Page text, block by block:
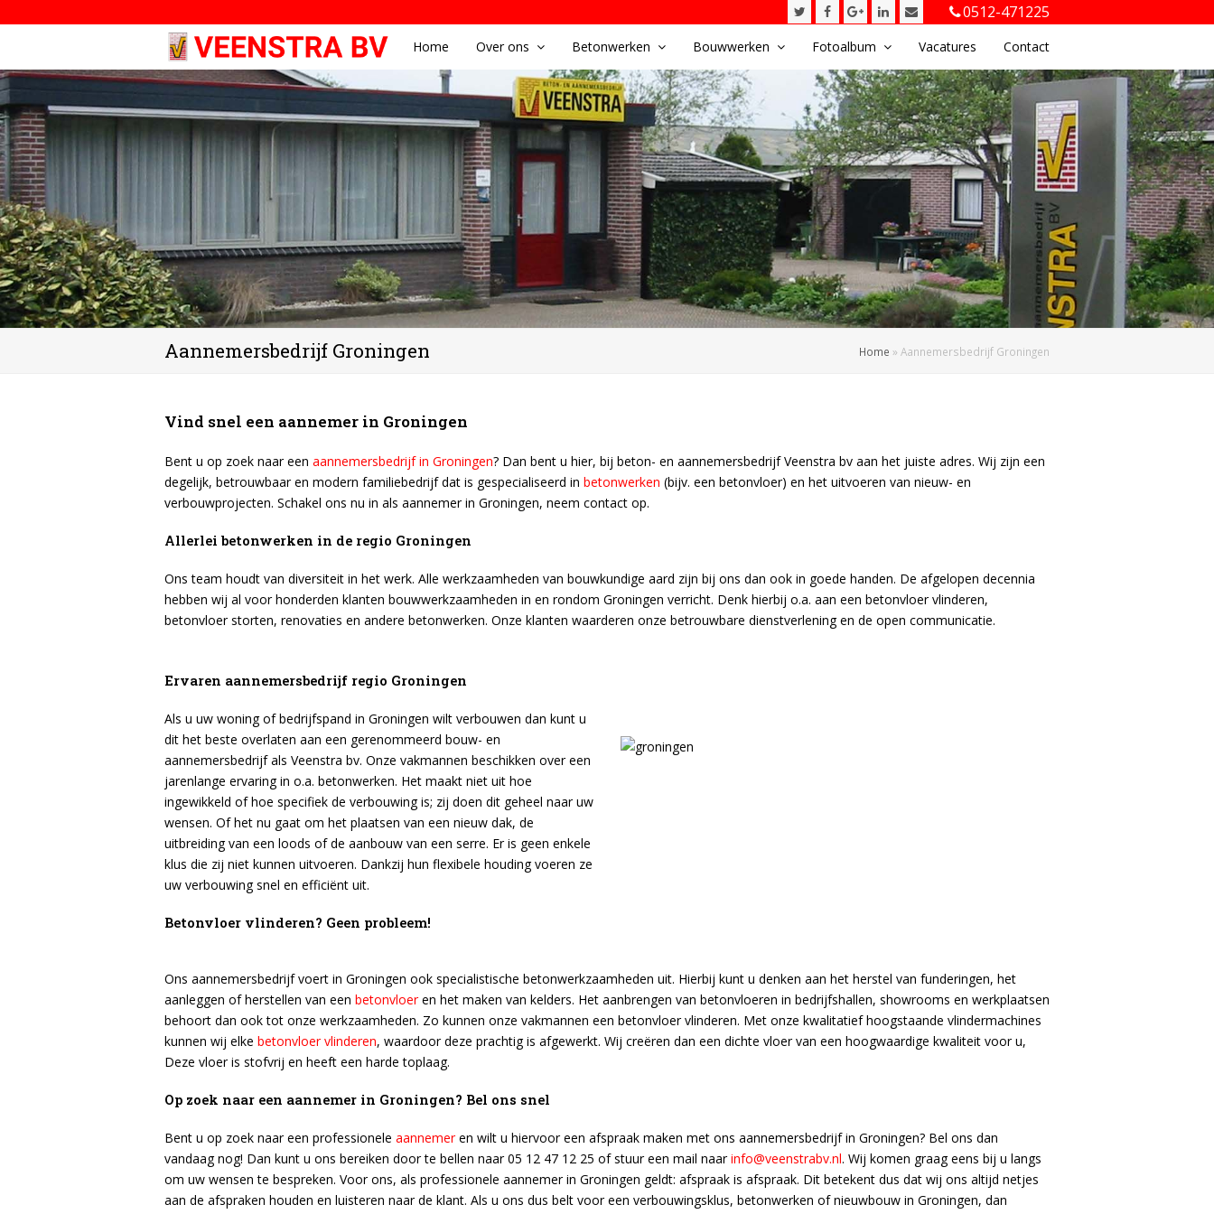
0512-471225
TwitterFacebook
GoogleLinkedIn
E-
Home Over ons Betonwerken Bouwwerken Fotoalbum Vacatures Contact
Aannemersbedrijf Groningen Home » Aannemersbedrijf Groningen
Vind snel een aannemer in Groningen
Bent u op zoek naar een aannemersbedrijf in Groningen? Dan bent u hier, bij beton- en aannemersbedrijf Veenstra bv aan het juiste adres. Wij zijn een
degelijk, betrouwbaar en modern familiebedrijf dat is gespecialiseerd in betonwerken (bijv. een betonvloer) en het uitvoeren van nieuw- en
verbouwprojecten. Schakel ons nu in als aannemer in Groningen, neem contact op.
Allerlei betonwerken in de regio Groningen
Ons team houdt van diversiteit in het werk. Alle werkzaamheden van bouwkundige aard zijn bij ons dan ook in goede handen. De afgelopen decennia
hebben wij al voor honderden klanten bouwwerkzaamheden in en rondom Groningen verricht. Denk hierbij o.a. aan een betonvloer vlinderen,
betonvloer storten, renovaties en andere betonwerken. Onze klanten waarderen onze betrouwbare dienstverlening en de open communicatie.
Ervaren aannemersbedrijf regio Groningen
Als u uw woning of bedrijfspand in Groningen wilt verbouwen dan kunt u
dit het beste overlaten aan een gerenommeerd bouw- en
aannemersbedrijf als Veenstra bv. Onze vakmannen beschikken over een
jarenlange ervaring in o.a. betonwerken. Het maakt niet uit hoe
ingewikkeld of hoe specifiek de verbouwing is; zij doen dit geheel naar uw
wensen. Of het nu gaat om het plaatsen van een nieuw dak, de
uitbreiding van een loods of de aanbouw van een serre. Er is geen enkele
klus die zij niet kunnen uitvoeren. Dankzij hun flexibele houding voeren ze
uw verbouwing snel en efficiënt uit.
Betonvloer vlinderen? Geen probleem!
Ons aannemersbedrijf voert in Groningen ook specialistische betonwerkzaamheden uit. Hierbij kunt u denken aan het herstel van funderingen, het
aanleggen of herstellen van een betonvloeren het maken van kelders. Het aanbrengen van betonvloeren in bedrijfshallen, showrooms en werkplaatsen
behoort dan ook tot onze werkzaamheden. Zo kunnen onze vakmannen een betonvloer vlinderen. Met onze kwalitatief hoogstaande vlindermachines
kunnen wij elke betonvloer vlinderen, waardoor deze prachtig is afgewerkt. Wij creëren dan een dichte vloer van een hoogwaardige kwaliteit voor u,
Deze vloer is stofvrij en heeft een harde toplaag.
Op zoek naar een aannemer in Groningen? Bel ons snel
Bent u op zoek naar een professionele aannemeren wilt u hiervoor een afspraak maken met ons aannemersbedrijf in Groningen? Bel ons dan
vandaag nog! Dan kunt u ons bereiken door te bellen naar 05 12 47 12 25 of stuur een mail naarinfo@veenstrabv.nl. Wij komen graag eens bij u langs
om uw wensen te bespreken. Voor ons, als professionele aannemer in Groningen geldt: afspraak is afspraak. Dit betekent dus dat wij ons altijd netjes
aan de afspraken houden en luisteren naar de klant. Als u ons dus belt voor een verbouwingsklus, betonwerken of nieuwbouw in Groningen, dan